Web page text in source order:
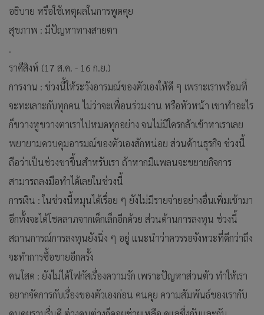
อธิบาย หรือใช้เหตุผลในการพูดคุย
สุขภาพ : มีปัญหาทางสายตา
.
ราศีสิงห์ (17 ส.ค. - 16 ก.ย.)
การงาน : ช่วงนี้ให้ระวังอารมณ์ของตัวเองให้ดี ๆ เพราะเราพร้อมที่
จะทะเลาะกับทุกคน ไม่ว่าจะเพื่อนร่วมงาน หรือหัวหน้า เขาทำอะไร
ก็ขวางหูขวางตาเราไปหมดทุกอย่าง จนไม่มีใครกล้าเข้าหาเราเลย
พยายามควบคุมอารมณ์ของตัวเองสักหน่อย ส่วนด้านธุรกิจ ช่วงนี้
ถือว่าเป็นช่วงขาขึ้นสำหรับเรา ถ้าหากมีแพลนจะขยายกิจการ
สามารถลงมือทำได้เลยในช่วงนี้
การเงิน : ในช่วงนี้หมุนได้เรื่อย ๆ ยังไม่มีรายจ่ายอย่างอื่นเพิ่มเข้ามา
อีกทั้งจะได้โชคลาภจากเด็กเล็กอีกด้วย ส่วนด้านการลงทุน ช่วงนี้
สถานการณ์การลงทุนยังนิ่ง ๆ อยู่ แนะนำว่าควรรอจังหวะที่ดีกว่าถึง
จะทำการซื้อขายอีกครั้ง
คนโสด : ยังไม่ได้โฟกัสเรื่องความรัก เพราะปัญหาส่วนตัว ทำให้เรา
อยากจัดการกับเรื่องของตัวเองก่อน คนคุย ความสัมพันธ์ของเรากับ